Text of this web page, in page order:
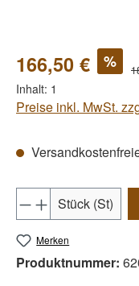
166,50 € %
Inhalt: 1
Preise inkl. MwSt.
ProduktStück (St)
Merken
Produktnummer: